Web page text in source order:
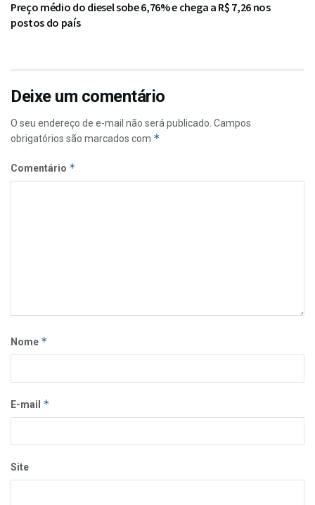
Preço médio do diesel sobe 6,76% e chega a R$ 7,26 nos
postos do país
Deixe um comentário
O seu endereço de e-mail não será publicado. Campos
obrigatórios são marcados com *
Comentário *
Nome *
E-mail *
Site